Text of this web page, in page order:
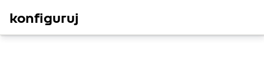
konfiguruj